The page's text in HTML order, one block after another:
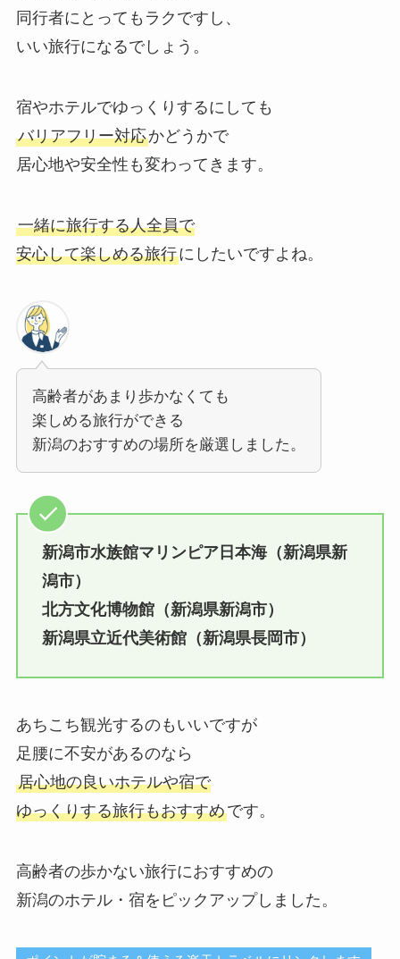
同行者にとってもラクですし、
いい旅行になるでしょう。
宿やホテルでゆっくりするにしても
バリアフリー対応かどうかで
居心地や安全性も変わってきます。
一緒に旅行する人全員で
安心して楽しめる旅行にしたいですよね。
高齢者があまり歩かなくても
楽しめる旅行ができる
新潟のおすすめの場所を厳選しました。
新潟市水族館マリンピア日本海（新潟県新
潟市）
北方文化博物館（新潟県新潟市）
新潟県立近代美術館（新潟県長岡市）
あちこち観光するのもいいですが
足腰に不安があるのなら
居心地の良いホテルや宿で
ゆっくりする旅行もおすすめです。
高齢者の歩かない旅行におすすめの
新潟のホテル・宿をピックアップしました。